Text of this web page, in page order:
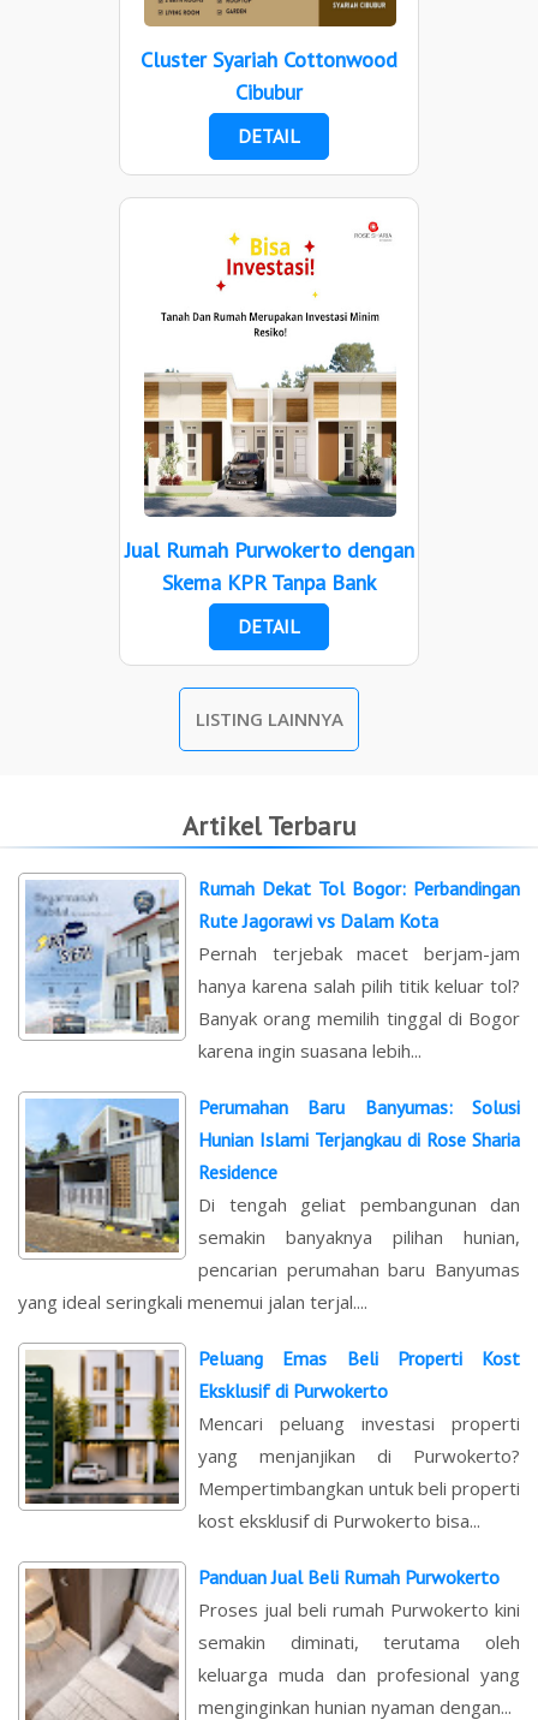
Cluster Syariah Cottonwood
Cibubur
DETAIL
Jual Rumah Purwokerto dengan
Skema KPR Tanpa Bank
DETAIL
LISTING LAINNYA
Artikel Terbaru
Rumah Dekat Tol Bogor: Perbandingan
Rute Jagorawi vs Dalam Kota
Pernah terjebak macet berjam-jam
hanya karena salah pilih titik keluar tol?
Banyak orang memilih tinggal di Bogor
karena ingin suasana lebih...
Perumahan Baru Banyumas: Solusi
Hunian Islami Terjangkau di Rose Sharia
Residence
Di tengah geliat pembangunan dan
semakin banyaknya pilihan hunian,
pencarian perumahan baru Banyumas
yang ideal seringkali menemui jalan terjal....
Peluang Emas Beli Properti Kost
Eksklusif di Purwokerto
Mencari peluang investasi properti
yang menjanjikan di Purwokerto?
Mempertimbangkan untuk beli properti
kost eksklusif di Purwokerto bisa...
Panduan Jual Beli Rumah Purwokerto
Proses jual beli rumah Purwokerto kini
semakin diminati, terutama oleh
keluarga muda dan profesional yang
menginginkan hunian nyaman dengan...